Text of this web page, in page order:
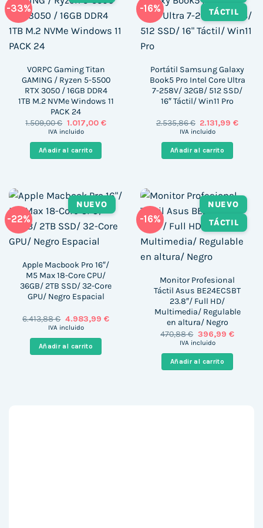
-33%
VORPC Gaming Titan
GAMING / Ryzen 5-5500
RTX 3050 / 16GB DDR4
1TB M.2 NVMe Windows 11
PACK 24
1.509,00€ El
precio
era:
1.509,00 €.
1.017,00 €El
IVA incluido
Añadir al carrito
-16%
TÁCTIL
Portátil Samsung Galaxy
Book5 Pro Intel Core Ultra
7-258V/ 32GB/ 512 SSD/
16″ Táctil/ Win11 Pro
2.535,86€ El
precio
era:
2.535,86 €.
2.131,99€El
IVA incluido
Añadir al carrito
-22%
NUEVO
Apple Macbook Pro 16″/
M5 Max 18-Core CPU/
36GB/ 2TB SSD/ 32-Core
GPU/ Negro Espacial
6.413,88€ El
precio
era:
6.413,88 €.
4.983,99 €El
IVA incluido
Añadir al carrito
-16%
NUEVO
TÁCTIL
Monitor Profesional
Táctil Asus BE24ECSBT
23.8″/ Full HD/
Multimedia/ Regulable
en altura/ Negro
470,88€ El
precio
era:
470,88 €.
396,99 €El
IVA incluido
Añadir al carrito